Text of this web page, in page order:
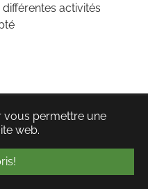
vous permettre une
web.
activités